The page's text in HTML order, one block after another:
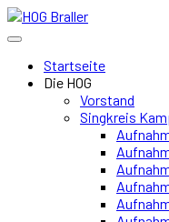
Startseite
Die HOG
Vorstand
Singkreis